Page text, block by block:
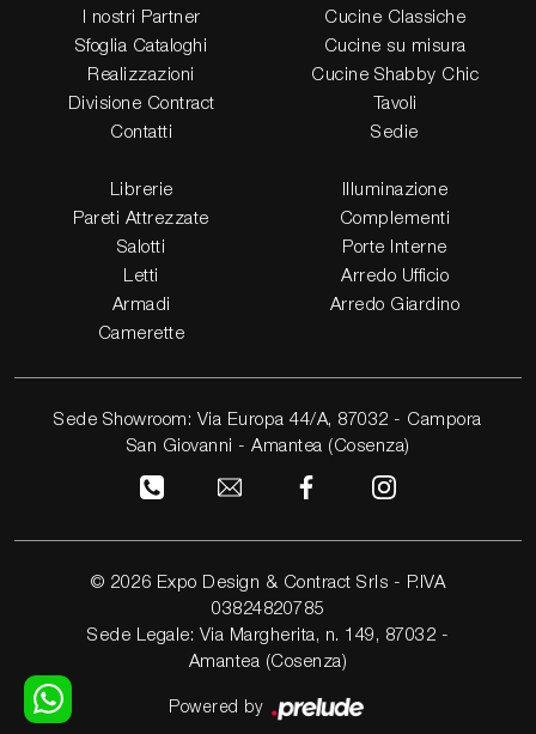
I nostri Partner
Sfoglia Cataloghi
Realizzazioni
Divisione Contract
Contatti
Cucine Classiche
Cucine su misura
Cucine Shabby Chic
Tavoli
Sedie
Librerie
Pareti Attrezzate
Salotti
Letti
Armadi
Camerette
Illuminazione
Complementi
Porte Interne
Arredo Ufficio
Arredo Giardino
Sede Showroom: Via Europa 44/A, 87032 - Campora
San Giovanni - Amantea (Cosenza)
© 2026 Expo Design & Contract Srls - P.IVA
03824820785
Sede Legale: Via Margherita, n. 149, 87032 -
Amantea (Cosenza)
Powered by